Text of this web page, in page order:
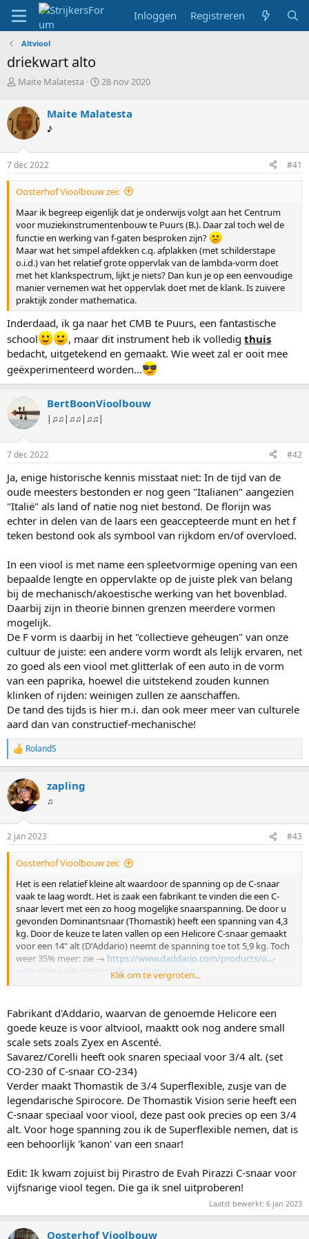
Inloggen Registreren
Altviool
driekwart alto
T
p
i
c
s
t
a
r
t
r
Maite Malatesta
S
r
a
u
m
28 nov 2020
Maite Malatesta
♪
7 dec 2022 #41
Oosterhof Vioolbouw zei:
Maar ik begreep eigenlijk dat je onderwijs volgt aan het Centrum
voor muziekinstrumentenbouw te Puurs (B.). Daar zal toch wel de
functie en werking van f-gaten besproken zijn?
Maar wat het simpel afdekken c.q. afplakken (met schilderstape
o.i.d.) van het relatief grote oppervlak van de lambda-vorm doet
met het klankspectrum, lijkt je niets? Dan kun je op een eenvoudige
manier vernemen wat het oppervlak doet met de klank. Is zuivere
praktijk zonder mathematica.
Inderdaad, ik ga naar het CMB te Puurs, een fantastische
school
, maar dit instrument heb ik volledig thuis
bedacht, uitgetekend en gemaakt. Wie weet zal er ooit mee
geëxperimenteerd worden...
BertBoonVioolbouw
|♫♫|♫♫|♫♫|
7 dec 2022 #42
Ja, enige historische kennis misstaat niet: In de tijd van de
oude meesters bestonden er nog geen "Italianen" aangezien
"Italië" als land of natie nog niet bestond. De florijn was
echter in delen van de laars een geaccepteerde munt en het f
teken bestond ook als symbool van rijkdom en/of overvloed.
In een viool is met name een spleetvormige opening van een
bepaalde lengte en oppervlakte op de juiste plek van belang
bij de mechanisch/akoestische werking van het bovenblad.
Daarbij zijn in theorie binnen grenzen meerdere vormen
mogelijk.
De F vorm is daarbij in het "collectieve geheugen" van onze
cultuur de juiste: een andere vorm wordt als lelijk ervaren, net
zo goed als een viool met glitterlak of een auto in de vorm
van een paprika, hoewel die uitstekend zouden kunnen
klinken of rijden: weinigen zullen ze aanschaffen.
De tand des tijds is hier m.i. dan ook meer meer van culturele
aard dan van constructief-mechanische!
W
a
r
d
e
n
g
e
RolandS
zapling
♫
2 jan 2023 #43
Oosterhof Vioolbouw zei:
Het is een relatief kleine alt waardoor de spanning op de C-snaar
vaak te laag wordt. Het is zaak een fabrikant te vinden die een C-
snaar levert met een zo hoog mogelijke snaarspanning. De door u
gevonden Dominantsnaar (Thomastik) heeft een spanning van 4,3
kg. Door de keuze te laten vallen op een Helicore C-snaar gemaakt
voor een 14" alt (D'Addario) neemt de spanning toe tot 5,9 kg. Toch
weer 35% meer: zie → https://www.daddario.com/products/o...-
viola-string-set-short-scale-medium-tension/
Dit is een snaar geschikt voor een alt waarvan de trillende
corpusgrootte van 14 1/8". Dit is dan de medium uitvoering. Van
deze firma heb ik geen forte kunnen vinden.
Mogelijk dat er nog andere fabrikanten zijn die een nóg hogere
spanning (tensie) kunnen leveren.
Klik om te vergroten...
Fabrikant d'Addario, waarvan de genoemde Helicore een
goede keuze is voor altviool, maaktt ook nog andere small
scale sets zoals Zyex en Ascenté.
Savarez/Corelli heeft ook snaren speciaal voor 3/4 alt. (set
CO-230 of C-snaar CO-234)
Verder maakt Thomastik de 3/4 Superflexible, zusje van de
legendarische Spirocore. De Thomastik Vision serie heeft een
C-snaar speciaal voor viool, deze past ook precies op een 3/4
alt. Voor hoge spanning zou ik de Superflexible nemen, dat is
een behoorlijk 'kanon' van een snaar!
Edit: Ik kwam zojuist bij Pirastro de Evah Pirazzi C-snaar voor
vijfsnarige viool tegen. Die ga ik snel uitproberen!
Laatst bewerkt: 6 jan 2023
Oosterhof Vioolbouw